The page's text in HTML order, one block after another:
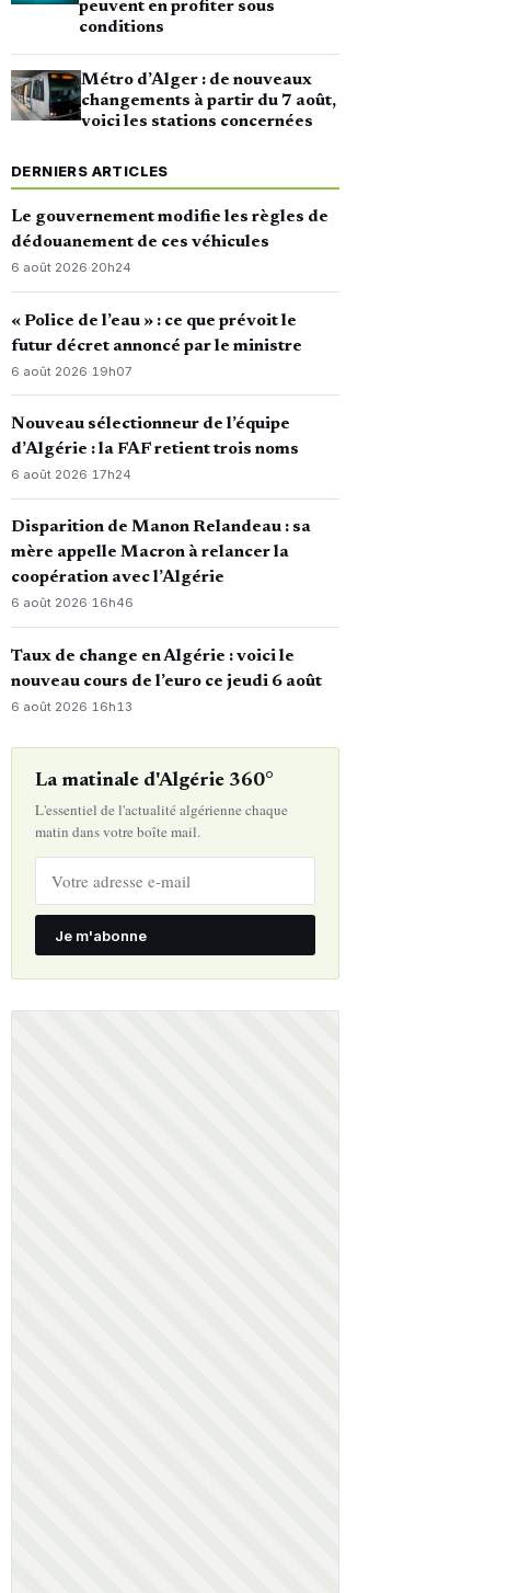
peuvent en profiter sous
conditions
Métro d’Alger : de nouveaux
changements à partir du 7 août,
voici les stations concernées
DERNIERS ARTICLES
Le gouvernement modifie les règles de
dédouanement de ces véhicules
6 août 2026·20h24
« Police de l’eau » : ce que prévoit le
futur décret annoncé par le ministre
6 août 2026· 19h07
Nouveau sélectionneur de l’équipe
d’Algérie : la FAF retient trois noms
6 août 2026·17h24
Disparition de Manon Relandeau : sa
mère appelle Macron à relancer la
coopération avec l’Algérie
6 août 2026·16h46
Taux de change en Algérie : voici le
nouveau cours de l’euro ce jeudi 6 août
6 août 2026· 16h13
La matinale d'Algérie 360°
L'essentiel de l'actualité algérienne chaque
matin dans votre boîte mail.
Je m'abonne